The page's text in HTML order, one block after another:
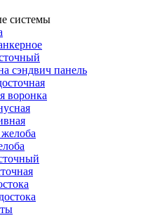
системы
сэндвич панель
воронка